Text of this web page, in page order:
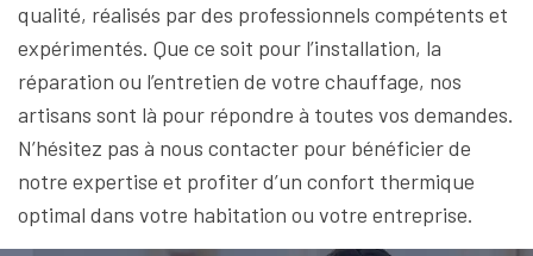
qualité, réalisés par des professionnels compétents et
expérimentés. Que ce soit pour l’installation, la
réparation ou l’entretien de votre chauffage, nos
artisans sont là pour répondre à toutes vos demandes.
N’hésitez pas à nous contacter pour bénéficier de
notre expertise et profiter d’un confort thermique
optimal dans votre habitation ou votre entreprise.